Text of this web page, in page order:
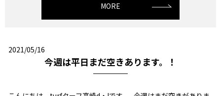
MORE
2021/05/16
今週は平日まだ空きあります。！